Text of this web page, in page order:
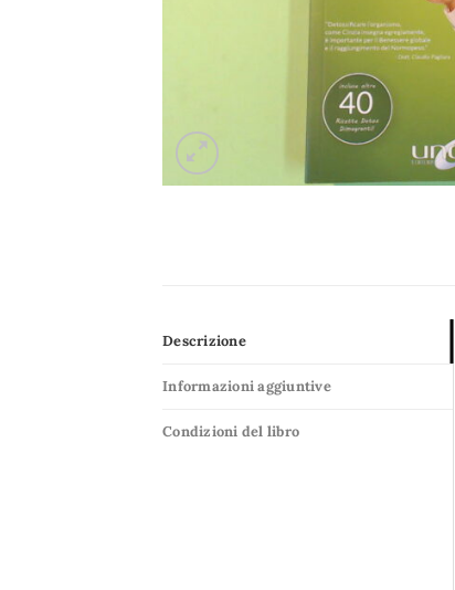
Descrizione
Informazioni aggiuntive
Condizioni del libro